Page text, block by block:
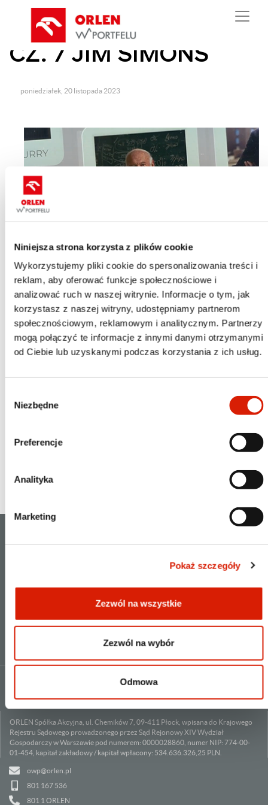
Niniejsza strona korzysta z plików cookie
Wykorzystujemy pliki cookie do spersonalizowania treści i
reklam, aby oferować funkcje społecznościowe i
analizować ruch w naszej witrynie. Informacje o tym, jak
korzystasz z naszej witryny, udostępniamy partnerom
społecznościowym, reklamowym i analitycznym. Partnerzy
mogą połączyć te informacje z innymi danymi otrzymanymi
od Ciebie lub uzyskanymi podczas korzystania z ich usług.
zgody
Niezbędne
Preferencje
Analityka
Marketing
Pokaż szczegóły
Zezwól na wszystkie
Zezwól na wybór
Odmowa
WIELCY INWESTORZY
CZ. 7 JIM SIMONS
poniedziałek, 20 listopada 2023
Czego polski inwestor może nauczyć się od najwybitniejszych
inwestorów na świecie? Bardzo wiele, pod warunkiem, że
przeanalizujemy dokładnie ich metody inwestycyjne i zasady,
którymi się kierowali.
"Wielcy inwestorzy" to nowa edukacyjna seria o
najwybitniejszych inwestorach w historii, która łączy
inwestorów indywidualnych. Bohaterem siódmego odcinka
jest Jim Simons, założyciel tajemniczego
król handlu algorytmicznego i quantów.
DOKUMENTOWANIE TRANSAKCJI
ORLEN Spółka Akcyjna, ul. Chemików 7, 09-411 Płock, wpisana do Krajowego
Rejestru Sądowego prowadzonego przez Sąd Rejonowy XIV Wydział
Gospodarczy w Warszawie pod numerem: 0000028860, numer NIP: 774-00-
01-454, kapitał zakładowy / kapitał wpłacony: 534.636.326,25 PLN.
owp@orlen.pl
801 167 536
801 1 ORLEN